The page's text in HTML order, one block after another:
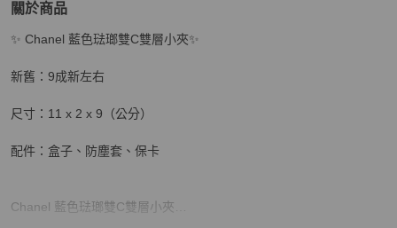
關於商品
關於Chanel 藍色琺瑯雙C雙層小夾
✨ Chanel 藍色琺瑯雙C雙層小夾✨
新舊：9成新左右
尺寸：11 x 2 x 9（公分）
配件：盒子、防塵套、保卡
Chanel 藍色琺瑯雙C雙層小夾